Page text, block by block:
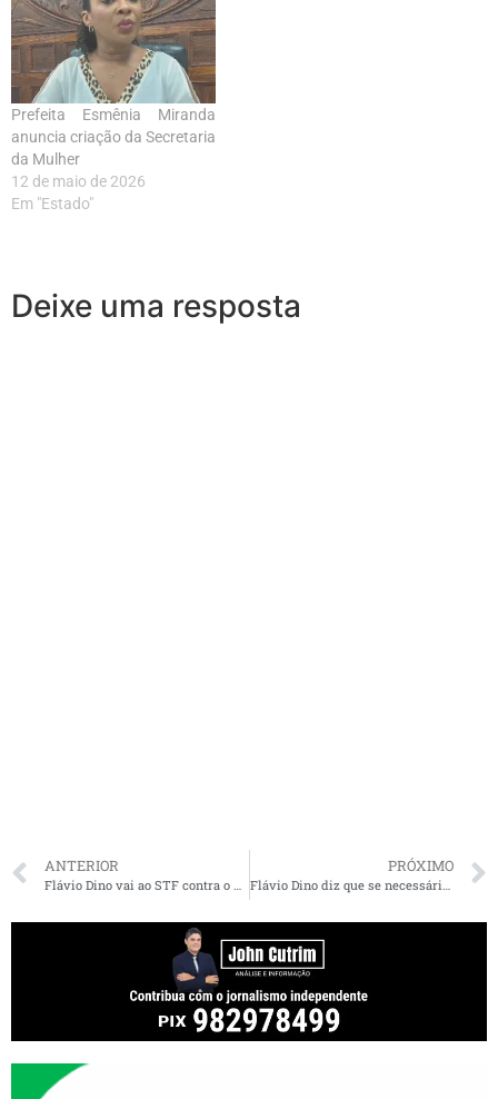
Prefeita Esmênia Miranda
anuncia criação da Secretaria
da Mulher
12 de maio de 2026
Em "Estado"
Deixe uma resposta
ANTERIOR PRÓXIMO